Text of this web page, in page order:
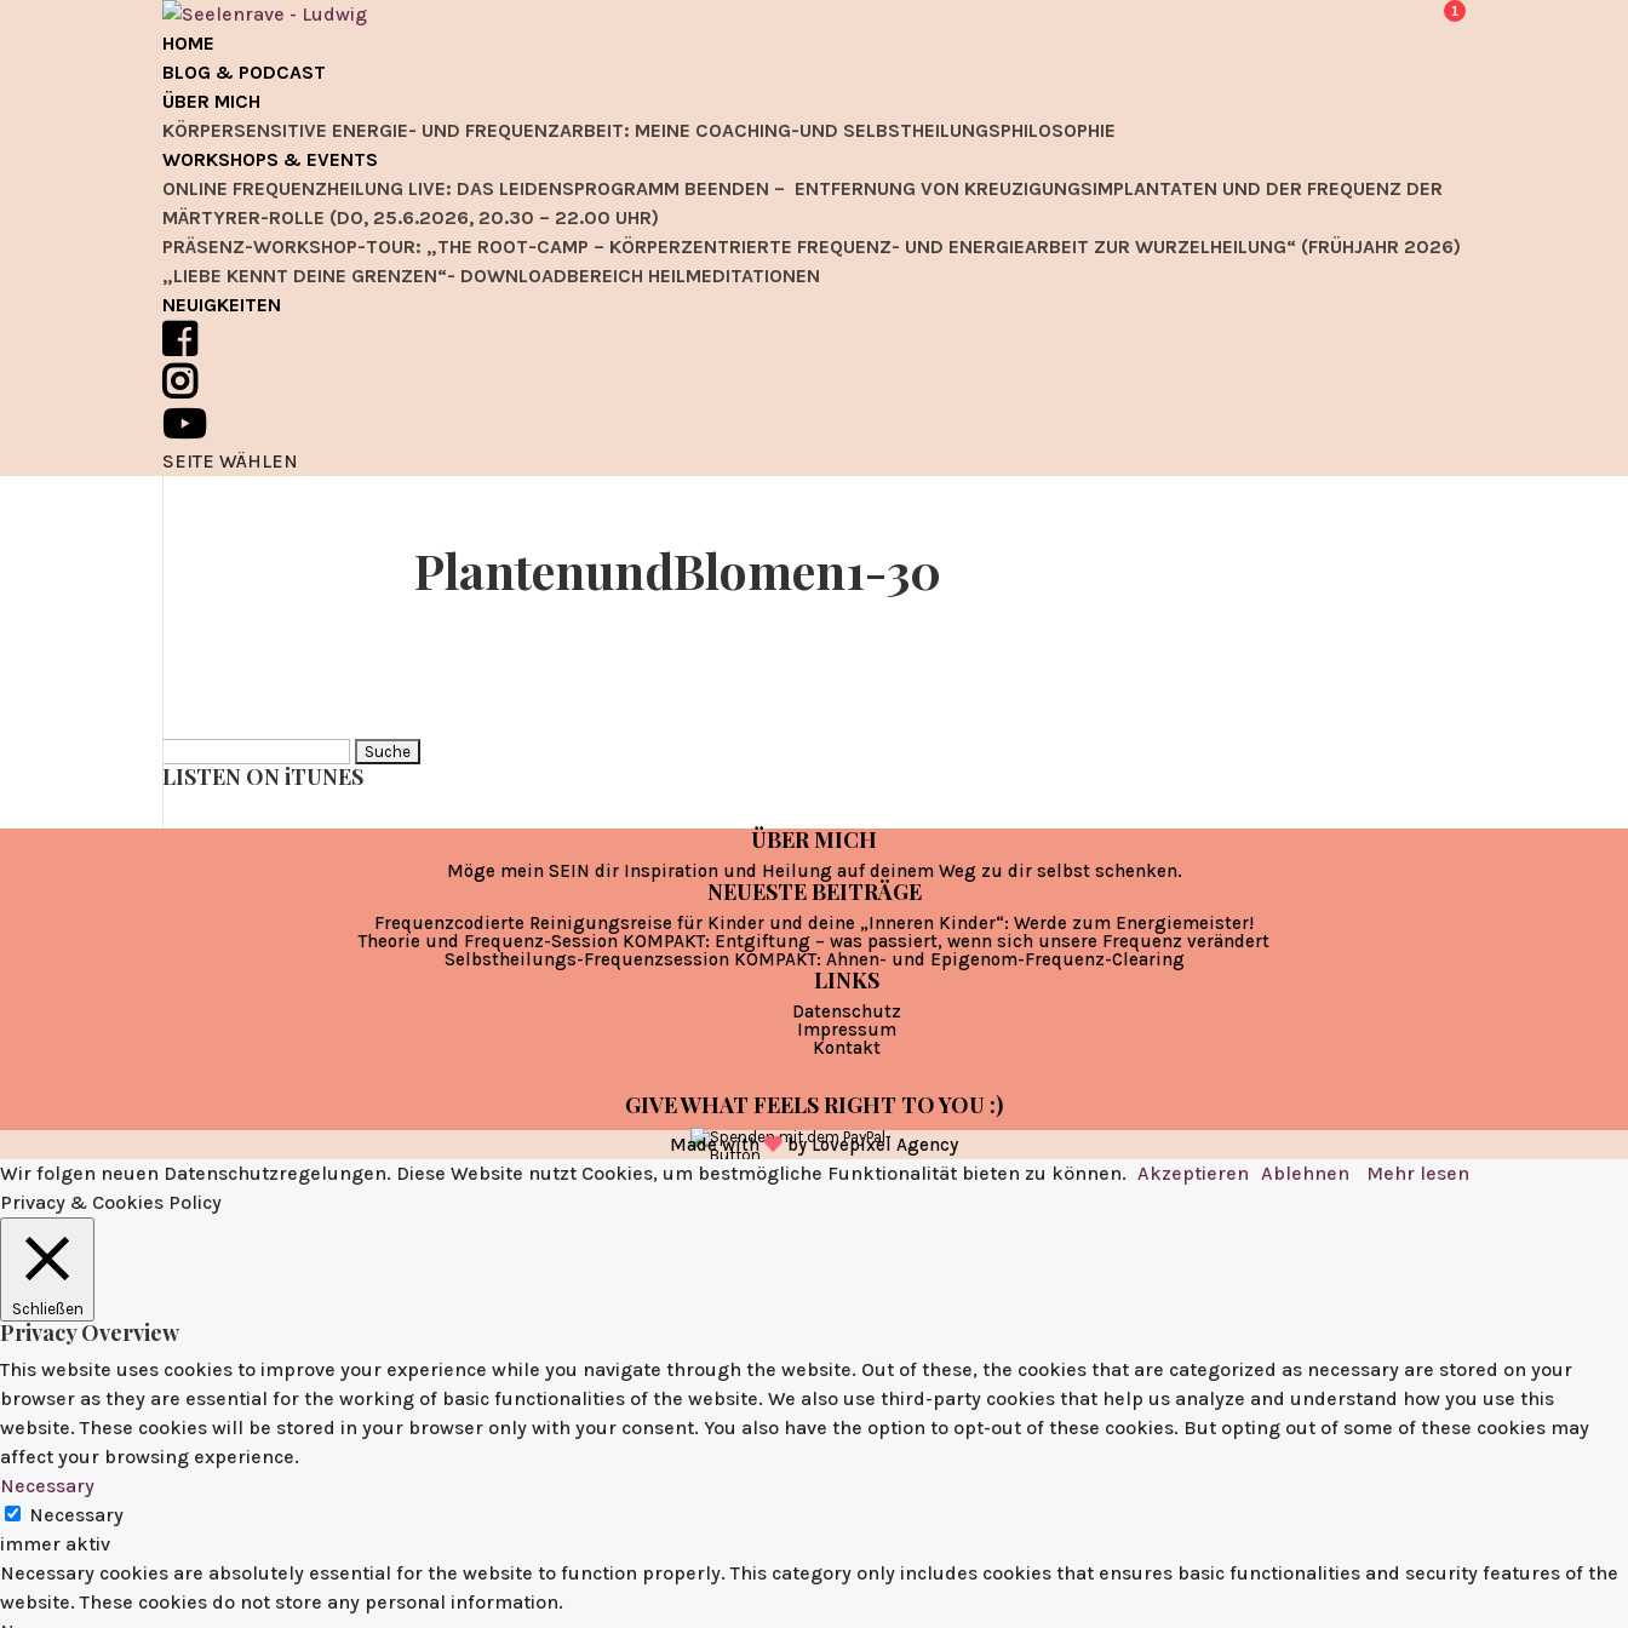
HOME
BLOG & PODCAST
ÜBER MICH
KÖRPERSENSITIVE ENERGIE- UND FREQUENZARBEIT: MEINE COACHING-UND SELBSTHEILUNGSPHILOSOPHIE
WORKSHOPS & EVENTS
ONLINE FREQUENZHEILUNG LIVE: DAS LEIDENSPROGRAMM BEENDEN – ENTFERNUNG VON KREUZIGUNGSIMPLANTATEN UND DER FREQUENZ DER
MÄRTYRER-ROLLE (DO, 25.6.2026, 20.30 – 22.00 UHR)
PRÄSENZ-WORKSHOP-TOUR: „THE ROOT-CAMP – KÖRPERZENTRIERTE FREQUENZ- UND ENERGIEARBEIT ZUR WURZELHEILUNG“ (FRÜHJAHR 2026)
„LIEBE KENNT DEINE GRENZEN“- DOWNLOADBEREICH HEILMEDITATIONEN
NEUIGKEITEN
1
SEITE WÄHLEN
PlantenundBlomen1-30
nach:
LISTEN ON iTUNES
ÜBER MICH
Möge mein SEIN dir Inspiration und Heilung auf deinem Weg zu dir selbst schenken.
NEUESTE BEITRÄGE
Frequenzcodierte Reinigungsreise für Kinder und deine „Inneren Kinder“: Werde zum Energiemeister!
Theorie und Frequenz-Session KOMPAKT: Entgiftung – was passiert, wenn sich unsere Frequenz verändert
Selbstheilungs-Frequenzsession KOMPAKT: Ahnen- und Epigenom-Frequenz-Clearing
LINKS
Datenschutz
Impressum
Kontakt
GIVE WHAT FEELS RIGHT TO YOU :)
Made with byLovepixel Agency
Wir folgen neuen Datenschutzregelungen. Diese Website nutzt Cookies, um bestmögliche Funktionalität bieten zu können. Akzeptieren Ablehnen
Mehr lesen
Privacy & Cookies Policy
Schließen
Privacy Overview
This website uses cookies to improve your experience while you navigate through the website. Out of these, the cookies that are categorized as necessary are stored on your
browser as they are essential for the working of basic functionalities of the website. We also use third-party cookies that help us analyze and understand how you use this
website. These cookies will be stored in your browser only with your consent. You also have the option to opt-out of these cookies. But opting out of some of these cookies may
affect your browsing experience.
Necessary
Necessary
immer aktiv
Necessary cookies are absolutely essential for the website to function properly. This category only includes cookies that ensures basic functionalities and security features of the
website. These cookies do not store any personal information.